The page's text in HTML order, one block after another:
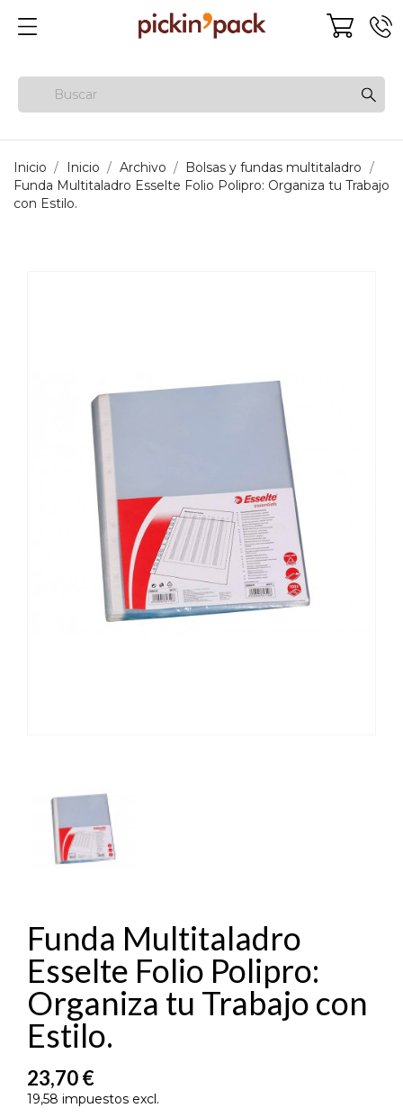
Inicio Inicio Archivo
Bolsas y fundas multitaladro
Funda Multitaladro Esselte Folio Polipro: Organiza tu Trabajo
con Estilo.
Funda Multitaladro
Esselte Folio Polipro:
Organiza tu Trabajo con
Estilo.
23,70 €
19,58 impuestos excl.